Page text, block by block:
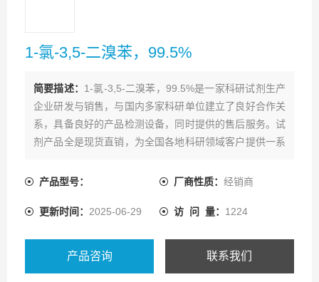
1-氯-3,5-二溴苯，99.5%
简要描述： 1-氯-3,5-二溴苯，99.5%是一家科研试剂生产
企业研发与销售，与国内多家科研单位建立了良好合作关
系，具备良好的产品检测设备，同时提供的售后服务。试
剂产品全是现货直销，为全国各地科研领域客户提供一系
产品型号：
厂商性质： 经销商
更新时间： 2025-06-29 访 问 量： 1224
产品咨询 联系我们